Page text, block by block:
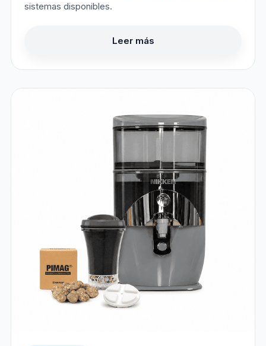
sistemas disponibles.
Leer más